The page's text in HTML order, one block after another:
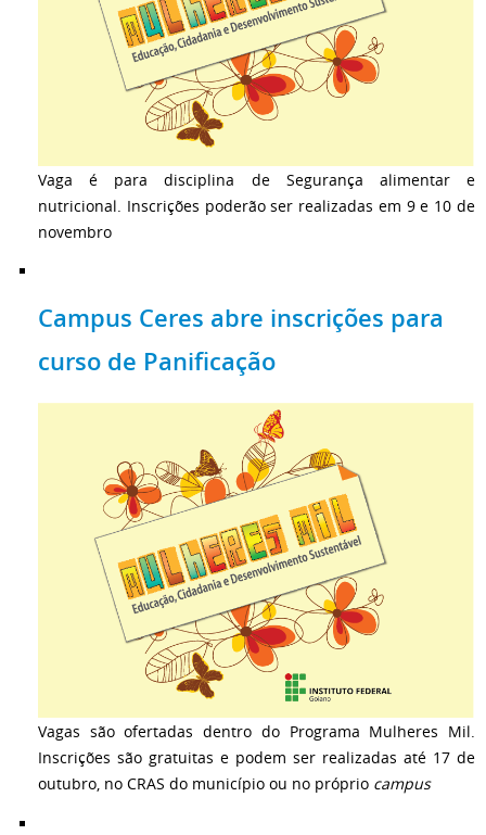
Vaga é para disciplina de Segurança alimentar e
nutricional. Inscrições poderão ser realizadas em 9 e 10 de
novembro
Campus Ceres abre inscrições para
curso de Panificação
Vagas são ofertadas dentro do Programa Mulheres Mil.
Inscrições são gratuitas e podem ser realizadas até 17 de
outubro, no CRAS do município ou no próprio campus